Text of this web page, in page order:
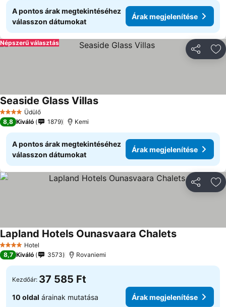
A pontos árak megtekintéséhez
válasszon dátumokat
Árak megjelenítése
Népszerű választás
4 KategóriaÜdülő
Seaside Glass VillasÁrak megjelenítése
8,8 Kiváló 1879 Kemi
A pontos árak megtekintéséhez
válasszon dátumokat
Árak megjelenítése
4 KategóriaHotel
Lapland Hotels Ounasvaara ChaletsÁrak
8,7 Kiváló 3573 Rovaniemi
Kezdőár: 37 585 Ft
10 oldal árainak mutatása Árak megjelenítése